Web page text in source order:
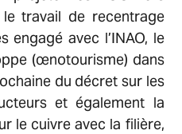
le travail de recentrage
engagé avec l’INAO, le
(œnotourisme) dans
du décret sur les
et également la
le cuivre avec la filière,